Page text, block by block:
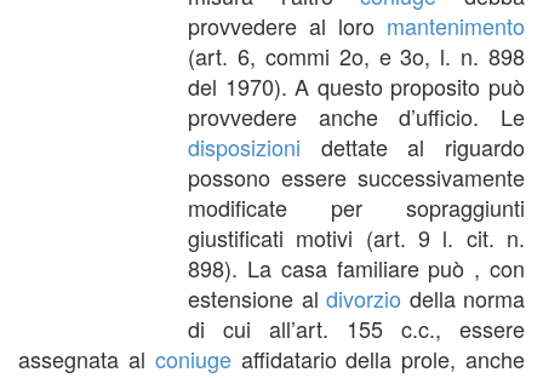
provvedere al loro mantenimento
(art. 6, commi 2o, e 3o, l. n. 898
del 1970). A questo proposito può
provvedere anche d’ufficio. Le
disposizioni dettate al riguardo
possono essere successivamente
modificate per sopraggiunti
giustificati motivi (art. 9 l. cit. n.
898). La casa familiare può , con
estensione al divorzio della norma
di cui all’art. 155 c.c., essere
assegnata al coniugeaffidatario della prole, anche